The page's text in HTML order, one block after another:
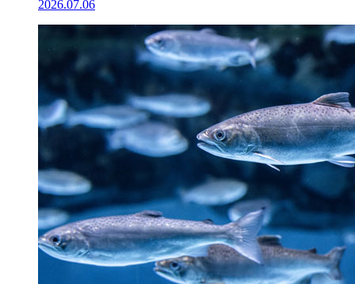
2026.07.06